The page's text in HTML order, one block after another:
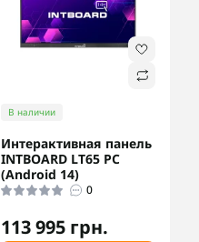
В наличии
Интерактивная панель
INTBOARD LT65 PC
(Android 14)
0
113 995 грн.